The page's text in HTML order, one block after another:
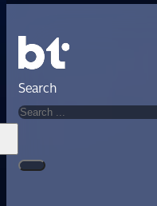
Search